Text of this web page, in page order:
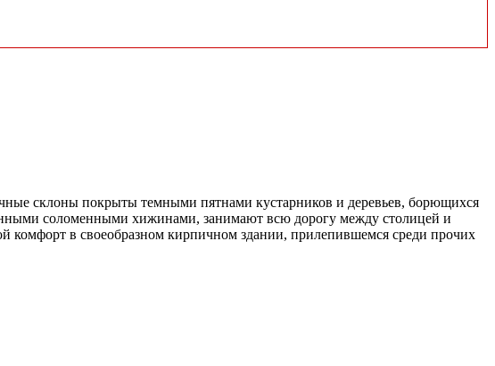
склоны покрыты темными пятнами кустарников и деревьев, борющихся
соломенными хижинами, занимают всю дорогу между столицей и
комфорт в своеобразном кирпичном здании, прилепившемся среди прочих